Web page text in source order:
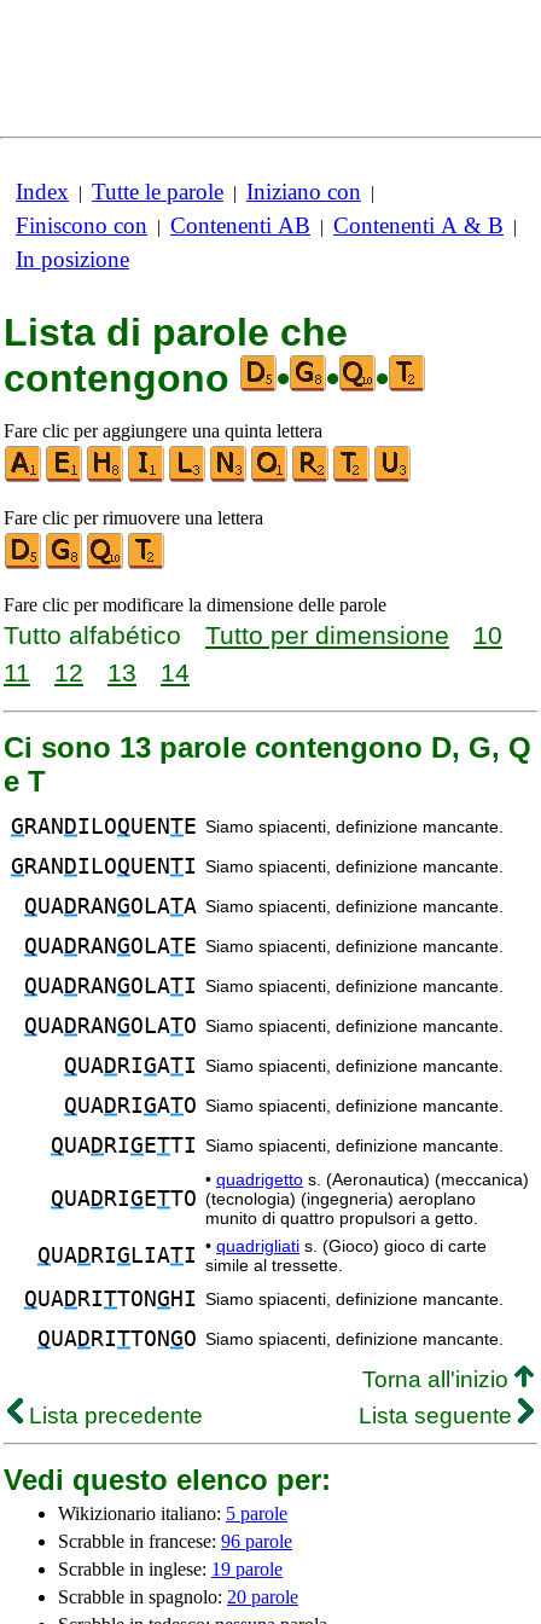
Index | Tutte le parole | Iniziano con |
Finiscono con | Contenenti AB | Contenenti A & B |
In posizione
Lista di parole che
contengono
• • •
Fare clic per aggiungere una quinta lettera
Fare clic per rimuovere una lettera
Fare clic per modificare la dimensione delle parole
Tutto alfabético Tutto per dimensione
10
11
12 13 14
Ci sono 13 parole contengono D, G, Q
e T
G RAN DILOQUENTE Siamo spiacenti, definizione mancante.
G RAN DILOQUENTI Siamo spiacenti, definizione mancante.
QUAD RANGOLATA Siamo spiacenti, definizione mancante.
QUAD RANGOLATE Siamo spiacenti, definizione mancante.
QUAD RANGOLATI Siamo spiacenti, definizione mancante.
QUAD RANGOLATO Siamo spiacenti, definizione mancante.
QUAD RIGATI Siamo spiacenti, definizione mancante.
QUAD RIGATO Siamo spiacenti, definizione mancante.
QUAD RIG ETTI Siamo spiacenti, definizione mancante.
QUAD RIG ETTO
• quadrigetto s. (Aeronautica) (meccanica)
(tecnologia) (ingegneria) aeroplano
munito di quattro propulsori a getto.
QUAD RIG LIATI • quadrigliati s. (Gioco) gioco di carte
simile al tressette.
QUAD RITTONG HI Siamo spiacenti, definizione mancante.
QUAD RITTONGO Siamo spiacenti, definizione mancante.
Torna all'inizio
Lista precedente
Lista seguente
Vedi questo elenco per:
Wikizionario italiano: 5 parole
Scrabble in francese: 96 parole
Scrabble in inglese: 19 parole
Scrabble in spagnolo: 20 parole